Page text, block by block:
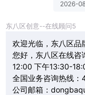
2026-
东八区创意--在线顾问5
欢迎光临，东八区品
您好，东八区在线
12:00 下午13:30-
全国业务咨询热线：
公司邮箱：